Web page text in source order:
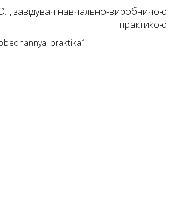
завідувач навчально-виробничою
практикою